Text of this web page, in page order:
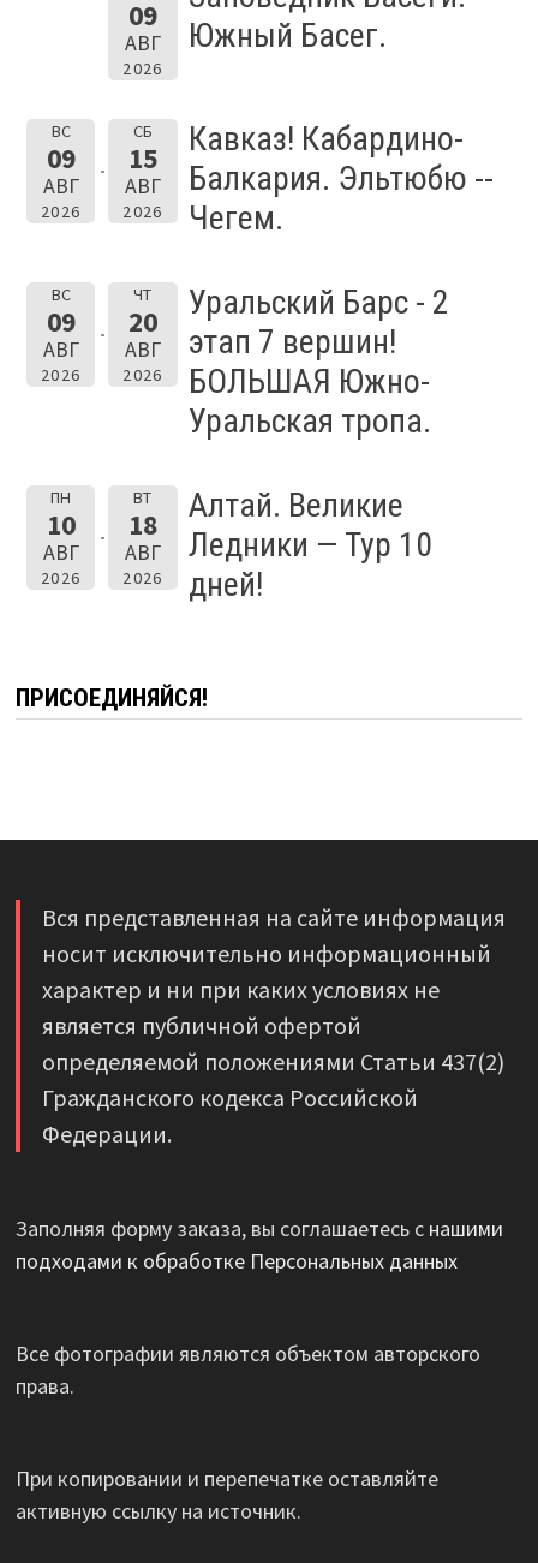
09
АВГ
2026
Южный Басег.
ВС
09
АВГ
2026
СБ
15
АВГ
2026
Кавказ! Кабардино-
Балкария. Эльтюбю --
Чегем.
ВС
09
АВГ
2026
ЧТ
20
АВГ
2026
Уральский Барс - 2
этап 7 вершин!
БОЛЬШАЯ Южно-
Уральская тропа.
ПН
10
АВГ
2026
ВТ
18
АВГ
2026
Алтай. Великие
Ледники — Тур 10
дней!
ПРИСОЕДИНЯЙСЯ!
Вся представленная на сайте информация
носит исключительно информационный
характер и ни при каких условиях не
является публичной офертой
определяемой положениями Статьи 437(2)
Гражданского кодекса Российской
Федерации.
Заполняя форму заказа, вы соглашаетесь с нашими
подходами к обработке Персональных данных
Все фотографии являются объектом авторского
права.
При копировании и перепечатке оставляйте
активную ссылку на источник.